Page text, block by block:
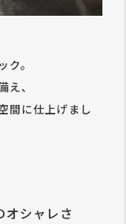
。
、
間に仕上げまし
オシャレさ